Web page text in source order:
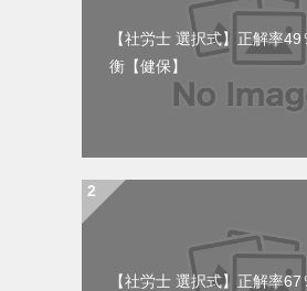
【社労士 選択式】正解率
衡【健保】
【社労士 選択式】正解率